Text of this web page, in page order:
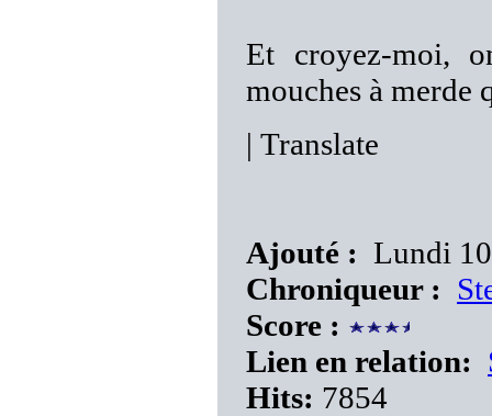
Et croyez-moi,
mouches à merde
| Translate
Ajouté : Lundi
Chroniqueur :
Score :
Lien en relation:
Hits: 7854